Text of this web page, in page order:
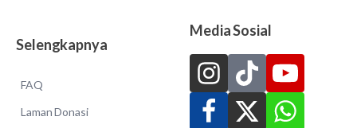
Selengkapnya
FAQ
Laman Donasi
Media Sosial